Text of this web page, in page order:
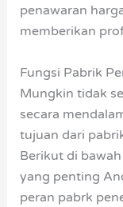
penawaran
memberikan
Fungsi Pabrik
Mungkin tidak
secara
tujuan dari
Berikut di
yang penting
peran pabrk